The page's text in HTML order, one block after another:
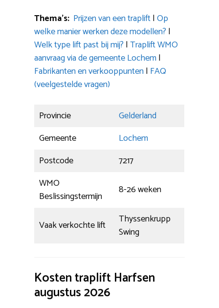
Thema’s: Prijzen van een traplift|Op
welke manier werken deze modellen? |
Welk type lift past bij mij? |Traplift WMO
aanvraag via de gemeente Lochem|
Fabrikanten en verkooppunten| FAQ
(veelgestelde vragen)
Provincie
Gelderland
Gemeente
Lochem
Postcode
7217
WMO
Beslissingstermijn
8-26 weken
Vaak verkochte lift
Thyssenkrupp
Swing
Kosten traplift Harfsen
augustus 2026